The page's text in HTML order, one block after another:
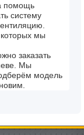
помощь
систему
мы
заказать
Мы
модель